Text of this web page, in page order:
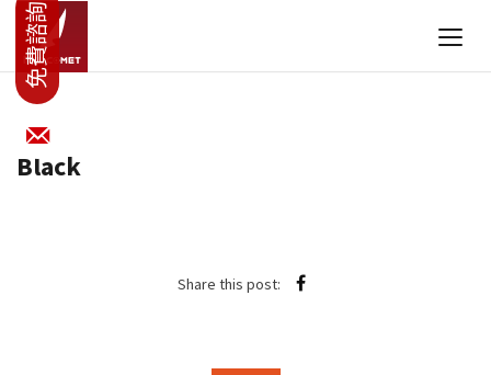
Black
Share this post: